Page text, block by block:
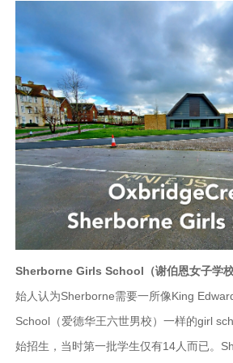
Sherborne Girls School（谢伯恩女子学校
始人认为Sherborne需要一所像King
School（爱德华王六世男校）一样的girl
始招生，当时第一批学生仅有14人而已。